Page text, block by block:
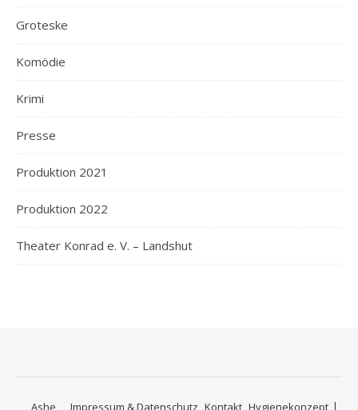
Groteske
Komödie
Krimi
Presse
Produktion 2021
Produktion 2022
Theater Konrad e. V. – Landshut
Impressum & Datenschutz Kontakt Hygienekonzept
Ashe